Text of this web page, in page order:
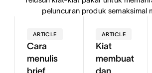
peluncuran produk semaksimal
ARTICLE
Cara
menulis
ARTICLE
Kiat
membuat